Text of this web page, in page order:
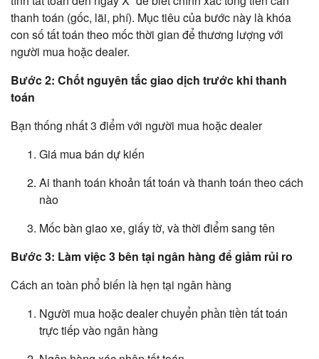
thanh toán (gốc, lãi, phí). Mục tiêu của bước này là khóa
con số tất toán theo mốc thời gian để thương lượng với
người mua hoặc dealer.
Bước 2: Chốt nguyên tắc giao dịch trước khi thanh
toán
Bạn thống nhất 3 điểm với người mua hoặc dealer
Giá mua bán dự kiến
Ai thanh toán khoản tất toán và thanh toán theo cách
nào
Mốc bàn giao xe, giấy tờ, và thời điểm sang tên
Bước 3: Làm việc 3 bên tại ngân hàng để giảm rủi ro
Cách an toàn phổ biến là hẹn tại ngân hàng
Người mua hoặc dealer chuyển phần tiền tất toán
trực tiếp vào ngân hàng